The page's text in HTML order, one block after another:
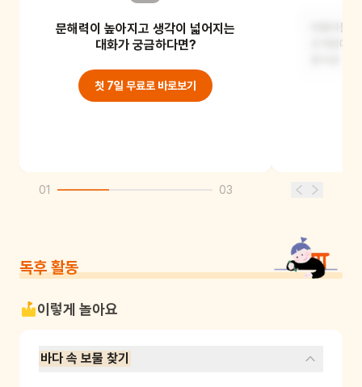
바다 끝 괴물은 아주 크고 무서운 모습일
것 같아요. 여러 개의 다리와 날카로운
문해력이 높아지고 생각이 넓어지는
대화가 궁금하다면?
첫 7일 무료로 바로보기
야옹이들
조개껍데
01 03
독후 활동
이렇게 놀아요
바다 속 보물 찾기